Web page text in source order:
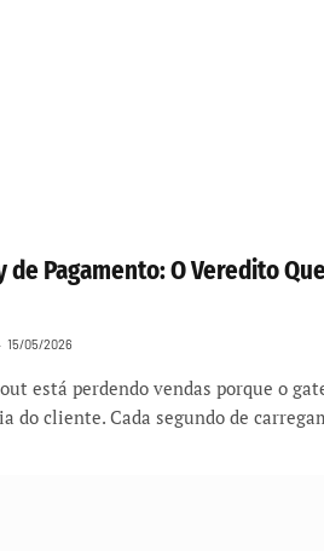
de Pagamento: O Veredito
15/05/2026
está perdendo vendas porque o
do cliente. Cada segundo de